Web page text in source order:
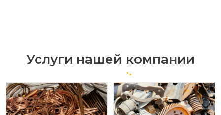
Услуги нашей компании